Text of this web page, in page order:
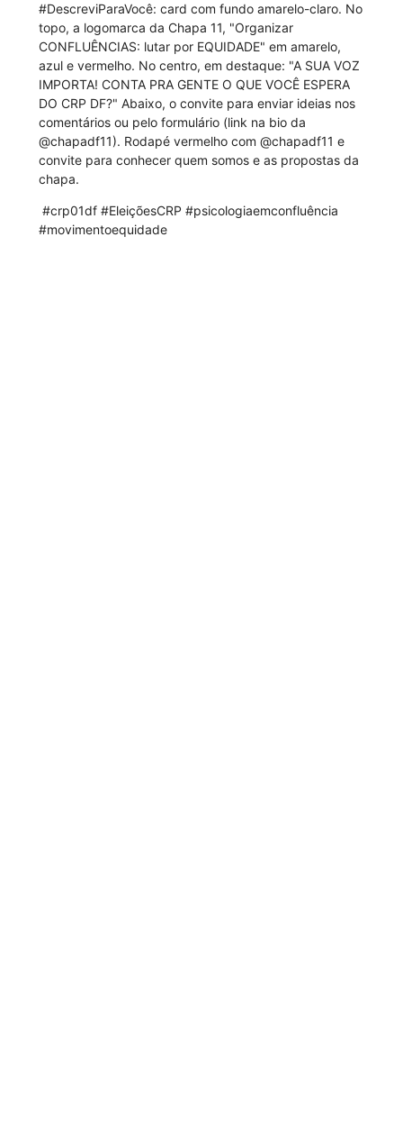
#DescreviParaVocê: card com fundo amarelo-claro. No
topo, a logomarca da Chapa 11, "Organizar
CONFLUÊNCIAS: lutar por EQUIDADE" em amarelo,
azul e vermelho. No centro, em destaque: "A SUA VOZ
IMPORTA! CONTA PRA GENTE O QUE VOCÊ ESPERA
DO CRP DF?" Abaixo, o convite para enviar ideias nos
comentários ou pelo formulário (link na bio da
@chapadf11). Rodapé vermelho com @chapadf11 e
convite para conhecer quem somos e as propostas da
chapa.
#crp01df #EleiçõesCRP #psicologiaemconfluência
#movimentoequidade